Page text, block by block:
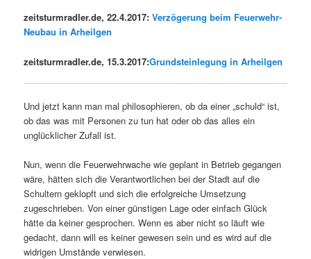
zeitsturmradler.de, 22.4.2017:Verzögerung beim Feuerwehr-
Neubau in Arheilgen
zeitsturmradler.de, 15.3.2017:Grundsteinlegung in Arheilgen
Und jetzt kann man mal philosophieren, ob da einer „schuld“ ist,
ob das was mit Personen zu tun hat oder ob das alles ein
unglücklicher Zufall ist.
Nun, wenn die Feuerwehrwache wie geplant in Betrieb gegangen
wäre, hätten sich die Verantwortlichen bei der Stadt auf die
Schultern geklopft und sich die erfolgreiche Umsetzung
zugeschrieben. Von einer günstigen Lage oder einfach Glück
hätte da keiner gesprochen. Wenn es aber nicht so läuft wie
gedacht, dann will es keiner gewesen sein und es wird auf die
widrigen Umstände verwiesen.